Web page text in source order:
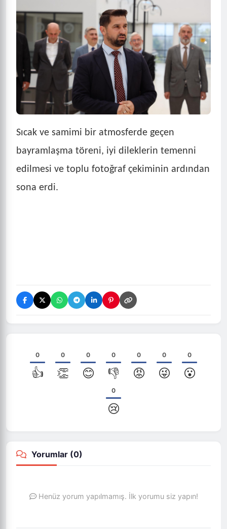
Sıcak ve samimi bir atmosferde geçen
bayramlaşma töreni, iyi dileklerin temenni
edilmesi ve toplu fotoğraf çekiminin ardından
sona erdi.
0
👍
0
👏
0
😊
0
👎
0
😡
0
😜
0
😮
0
😢
Yorumlar (0)
Henüz yorum yapılmamış. İlk yorumu siz yapın!